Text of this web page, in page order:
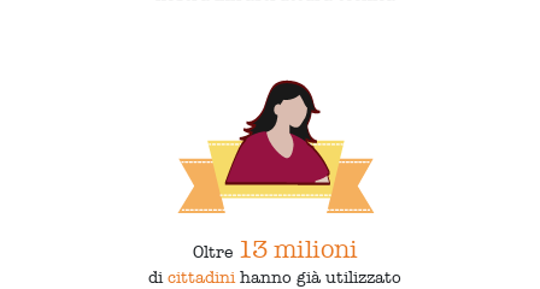
Oltre 13 milioni
dicittadinihanno già utilizzato